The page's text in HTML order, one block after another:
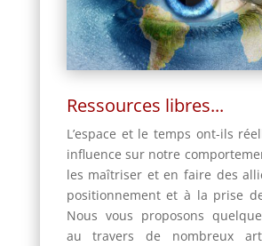
Ressources libres...
L’espace et le temps ont-ils
influence sur notre
les maîtriser et en faire des
positionnement et à la prise
Nous vous proposons
au travers de nombreux